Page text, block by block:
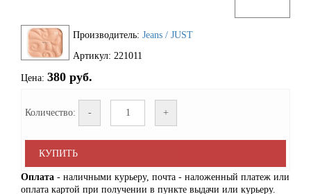
Производитель: Jeans / JUST
Артикул: 221011
Цена: 380 руб.
Количество: - +
КУПИТЬ
Оплата - наличными курьеру, почта - наложенный платеж или
оплата картой при получении в пункте выдачи или курьеру.